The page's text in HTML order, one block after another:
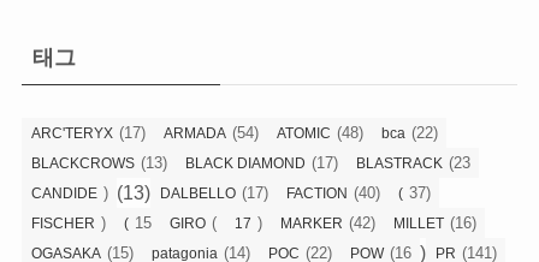
리
태그
ARC'TERYX (17) ARMADA (54) ATOMIC (48) bca (22)
BLACKCROWS (13) BLACK DIAMOND (17) BLASTRACK (23
CANDIDE ) (13) DALBELLO (17) FACTION (40) ( 37)
FISCHER ) ( 15 GIRO ( 17 ) MARKER (42) MILLET (16)
OGASAKA (15) patagonia (14) POC (22) POW(16 ) PR (141)